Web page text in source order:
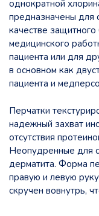
однократной
предназначены для
качестве
медицинского
пациента или для
в основном как
пациента и
Перчатки
надежный захват
отсутствия
Неопудренные для
дерматита. Форма
правую и левую
скручен вовнутрь,